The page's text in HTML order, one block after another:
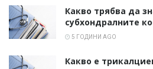
Какво трябва да
субхондралните
5 ГОДИНИ AGO
Какво е